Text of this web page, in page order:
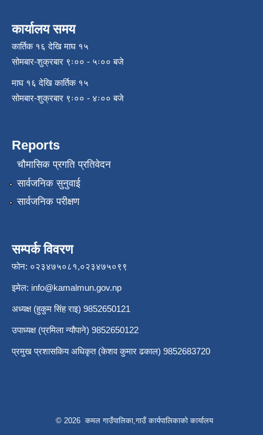
कार्यालय समय
कार्तिक १६ देखि माघ १५
सोमबार-शुक्रबार ९ः०० - ५ः०० बजे
माघ १६ देखि कार्तिक १५
सोमबार-शुक्रबार ९ः०० - ४ः०० बजे
Reports
चौमासिक प्रगति प्रतिवेदन
सार्वजनिक सुनुवाई
सार्वजनिक परीक्षण
सम्पर्क विवरण
फोन: ०२३४७५०८१,०२३४७५०९९
इमेल: info@kamalmun.gov.np
अध्यक्ष (हुकुम सिंह राइ) 9852650121
उपाध्यक्ष (प्रमिला न्यौपाने) 9852650122
प्रमुख प्रशासकिय अधिकृत (केशव कुमार ढकाल) 9852683720
© 2026 कमल गाउँपालिका,गाउँ कार्यपालिकाको कार्यालय